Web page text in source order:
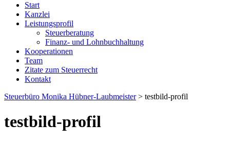
Start
Kanzlei
Leistungsprofil
Steuerberatung
Finanz- und Lohnbuchhaltung
Kooperationen
Team
Zitate zum Steuerrecht
Kontakt
Steuerbüro Monika Hübner-Laubmeister> testbild-profil
testbild-profil